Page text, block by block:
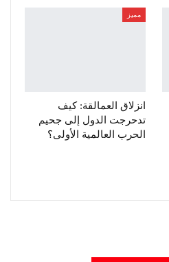
مميز
انزلاق العمالقة: كيف
تدحرجت الدول إلى جحيم
الحرب العالمية الأولى؟